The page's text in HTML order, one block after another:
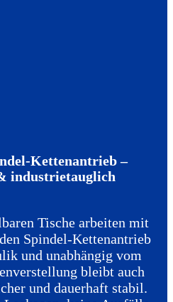
Kettenantrieb –
industrietauglich
Tische arbeiten mit
Spindel-Kettenantrieb
und unabhängig vom
bleibt auch
und dauerhaft stabil.